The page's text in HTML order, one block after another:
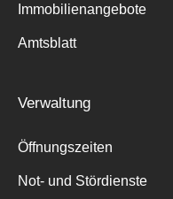
Immobilienangebote
Amtsblatt
Verwaltung
Öffnungszeiten
Not- und Stördienste